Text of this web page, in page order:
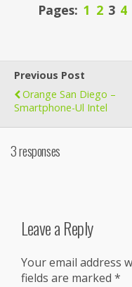
Pages: 1 2 3 4
Previous Post
Orange San Diego –
Smartphone-Ul Intel
3 responses
Leave a Reply
Your email address
fields are marked *